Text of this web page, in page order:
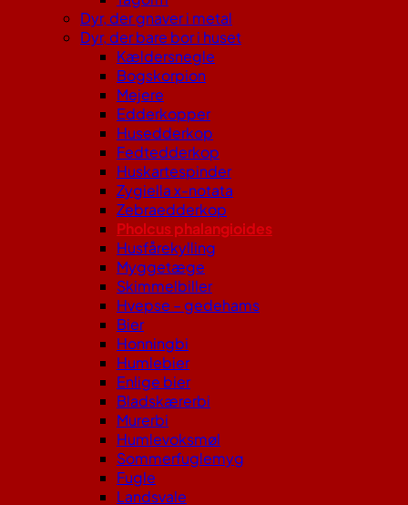
Dyr, der gnaver i metal
Dyr, der bare bor i huset
Kældersnegle
Bogskorpion
Mejere
Edderkopper
Husedderkop
Fedtedderkop
Huskartespinder
Zygiella x-notata
Zebraedderkop
Pholcus phalangioides
Husfårekylling
Myggetæge
Skimmelbiller
Hvepse – gedehams
Bier
Honningbi
Humlebier
Enlige bier
Bladskærerbi
Murerbi
Humlevoksmøl
Sommerfuglemyg
Fugle
Landsvale